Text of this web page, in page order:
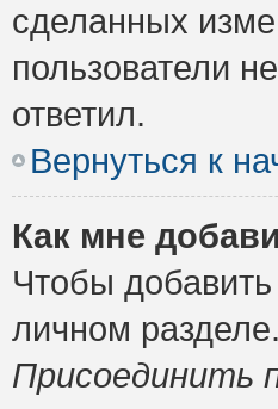
сделанных
пользователи
ответил.
Вернуться к
Как мне
Чтобы
личном
Присоединить